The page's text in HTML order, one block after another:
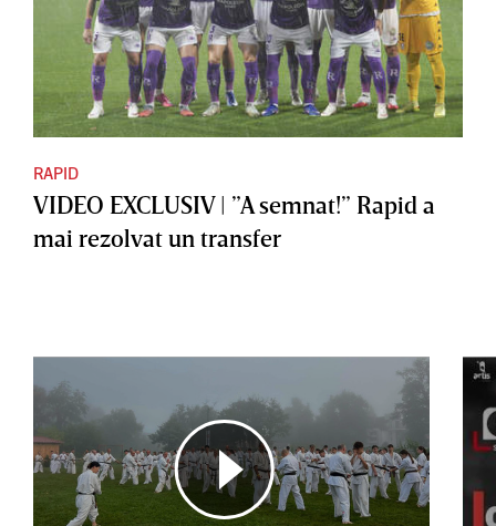
RAPID
VIDEO EXCLUSIV | ”A semnat!” Rapid a
mai rezolvat un transfer